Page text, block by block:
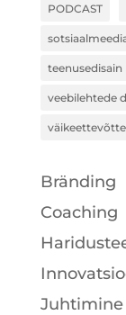
PODCAST
teenusedisain
veebilehtede
Bränding
Coaching
Juhtimine